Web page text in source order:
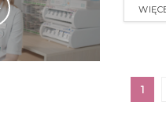
1